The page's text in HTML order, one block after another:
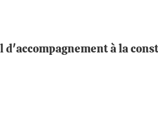
d'accompagnement à la